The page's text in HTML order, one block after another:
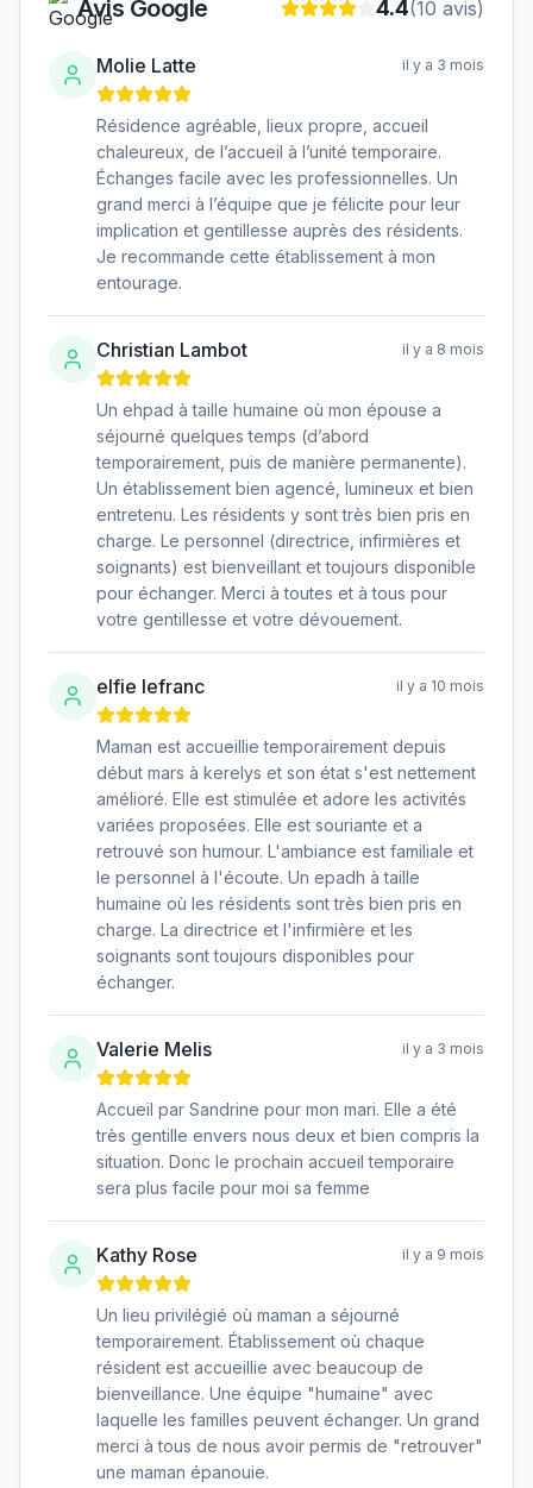
Avis Google 4.4(10 avis)
Molie Latte il y a 3 mois
Résidence agréable, lieux propre, accueil
chaleureux, de l’accueil à l’unité temporaire.
Échanges facile avec les professionnelles. Un
grand merci à l’équipe que je félicite pour leur
implication et gentillesse auprès des résidents.
Je recommande cette établissement à mon
entourage.
Christian Lambot il y a 8 mois
Un ehpad à taille humaine où mon épouse a
séjourné quelques temps (d’abord
temporairement, puis de manière permanente).
Un établissement bien agencé, lumineux et bien
entretenu. Les résidents y sont très bien pris en
charge. Le personnel (directrice, infirmières et
soignants) est bienveillant et toujours disponible
pour échanger. Merci à toutes et à tous pour
votre gentillesse et votre dévouement.
elfie lefranc il y a 10 mois
Maman est accueillie temporairement depuis
début mars à kerelys et son état s'est nettement
amélioré. Elle est stimulée et adore les activités
variées proposées. Elle est souriante et a
retrouvé son humour. L'ambiance est familiale et
le personnel à l'écoute. Un epadh à taille
humaine où les résidents sont très bien pris en
charge. La directrice et l'infirmière et les
soignants sont toujours disponibles pour
échanger.
Valerie Melis il y a 3 mois
Accueil par Sandrine pour mon mari. Elle a été
très gentille envers nous deux et bien compris la
situation. Donc le prochain accueil temporaire
sera plus facile pour moi sa femme
Kathy Rose il y a 9 mois
Un lieu privilégié où maman a séjourné
temporairement. Établissement où chaque
résident est accueillie avec beaucoup de
bienveillance. Une équipe "humaine" avec
laquelle les familles peuvent échanger. Un grand
merci à tous de nous avoir permis de "retrouver"
une maman épanouie.